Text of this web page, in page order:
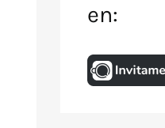
en: